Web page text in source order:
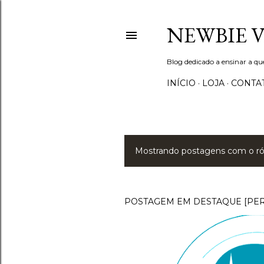
NEWBIE
Blog dedicado a ensinar a
INÍCIO LOJA
P
s
Mostrando postagens com o
POSTAGEM EM DESTAQUE